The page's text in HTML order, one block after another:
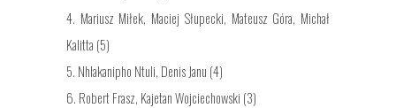
4. Mariusz Miłek, Maciej Słupecki, Mateusz Góra, Michał
Kalitta (5)
5. Nhlakanipho Ntuli, Denis Janu (4)
6. Robert Frasz, Kajetan Wojciechowski (3)